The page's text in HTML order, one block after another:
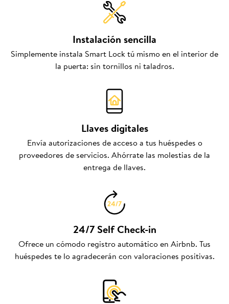
Instalación sencilla
Simplemente instala Smart Lock tú mismo en el interior de
la puerta: sin tornillos ni taladros.
Llaves digitales
Envía autorizaciones de acceso a tus huéspedes o
proveedores de servicios. Ahórrate las molestias de la
entrega de llaves.
24/7 Self Check-in
Ofrece un cómodo registro automático en Airbnb. Tus
huéspedes te lo agradecerán con valoraciones positivas.